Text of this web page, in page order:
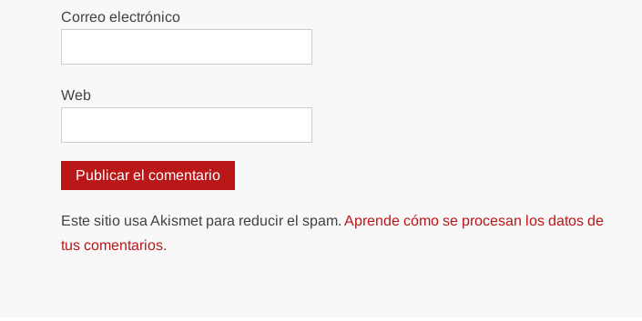
Correo electrónico
Web
Este sitio usa Akismet para reducir el spam.Aprende cómo se procesan los datos de
tus comentarios.